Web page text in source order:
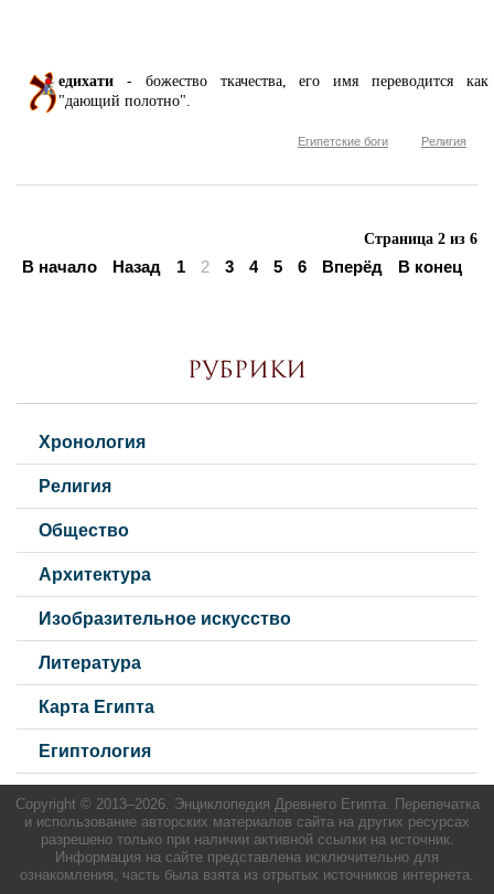
едихати - божество ткачества, его имя переводится как
"дающий полотно".
Религия
Египетские боги
Страница 2 из 6
В начало Назад 1 2 3 4 5 6 Вперёд В конец
Рубрики
Хронология
Религия
Общество
Архитектура
Изобразительное искусство
Литература
Карта Египта
Египтология
Copyright © 2013–2026. Энциклопедия Древнего Египта. Перепечатка
и использование авторских материалов сайта на других ресурсах
разрешено только при наличии активной ссылки на источник.
Информация на сайте представлена исключительно для
ознакомления, часть была взята из отрытых источников интернета.